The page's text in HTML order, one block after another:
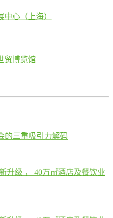
中心（上海）
贸博览馆
的三重吸引力解码
升级 ， 40万㎡酒店及餐饮业